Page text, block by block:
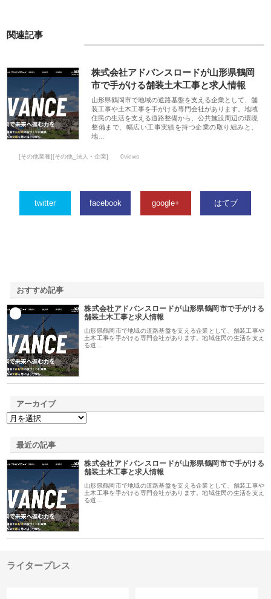
関連記事
株式会社アドバンスロードが山形県鶴岡
市で手がける舗装土木工事と求人情報
山形県鶴岡市で地域の道路基盤を支える企業として、舗
装工事や土木工事を手がける専門会社があります。地域
住民の生活を支える道路整備から、公共施設周辺の環境
整備まで、幅広い工事実績を持つ企業の取り組みと、
地…
[その他業種][その他_法人・企業] 0views
twitter facebook google+ はてブ
おすすめ記事
株式会社アドバンスロードが山形県鶴岡市で手がける
舗装土木工事と求人情報
山形県鶴岡市で地域の道路基盤を支える企業として、舗装工事や
土木工事を手がける専門会社があります。地域住民の生活を支え
る道…
アーカイブ
最近の記事
株式会社アドバンスロードが山形県鶴岡市で手がける
舗装土木工事と求人情報
山形県鶴岡市で地域の道路基盤を支える企業として、舗装工事や
土木工事を手がける専門会社があります。地域住民の生活を支え
る道…
ライタープレス